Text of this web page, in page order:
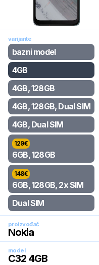
varijante
bazni model
4GB
4GB, 128GB
4GB, 128GB, Dual SIM
4GB, Dual SIM
129€
6GB, 128GB
148€
6GB, 128GB, 2x SIM
Dual SIM
proizvođač
Nokia
model
C32 4GB